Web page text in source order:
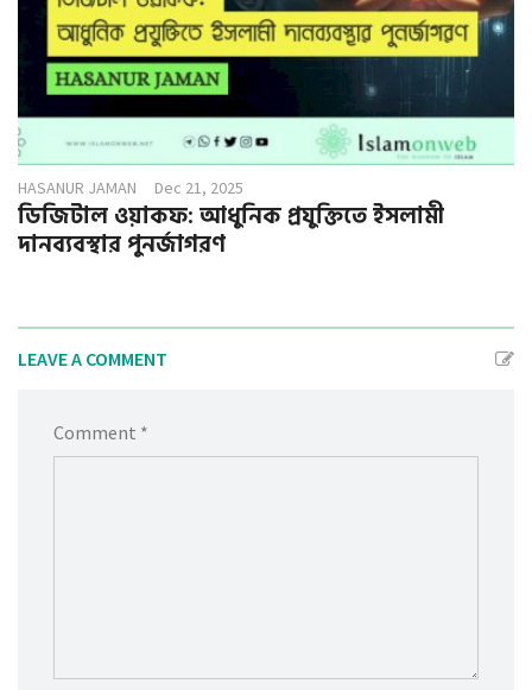
HASANUR JAMAN Dec 21, 2025
ডিজিটাল ওয়াকফ: আধুনিক প্রযুক্তিতে ইসলামী
দানব্যবস্থার পুনর্জাগরণ
LEAVE A COMMENT
Comment *